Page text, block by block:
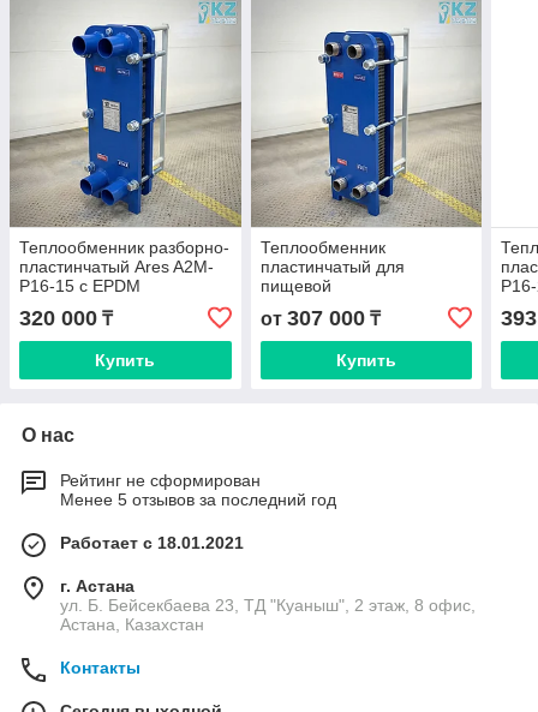
Теплообменник разборно-
пластинчатый Ares A2M-
P16-15 с EPDM
уплотнениями
320 000 ₸
Купить
Теплообменник
пластинчатый для
пищевой
промышленности A2M-
P16 Ares (S14a)
от 307 000₸
Купить
О нас
Рейтинг не сформирован
Менее 5 отзывов за последний год
Работает с 18.01.2021
г. Астана
ул. Б. Бейсекбаева 23, ТД "Куаныш", 2 этаж, 8 офис,
Астана, Казахстан
Контакты